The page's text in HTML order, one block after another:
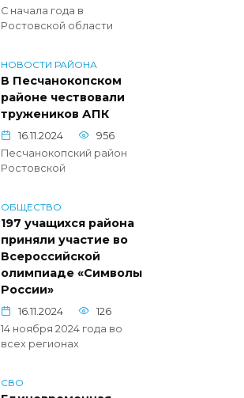
С начала года в
Ростовской области
НОВОСТИ РАЙОНА
В Песчанокопском
районе чествовали
тружеников АПК
16.11.2024
956
Песчанокопский район
Ростовской
ОБЩЕСТВО
197 учащихся района
приняли участие во
Всероссийской
олимпиаде «Символы
России»
16.11.2024
126
14 ноября 2024 года во
всех регионах
СВО